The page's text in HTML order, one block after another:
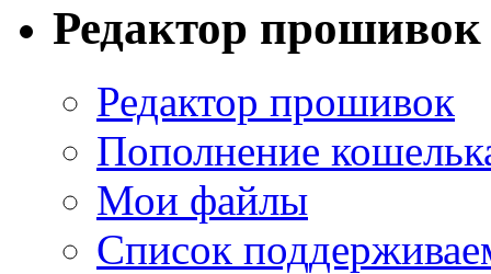
Редактор прошивок
Редактор прошивок
Пополнение
Мои файлы
Список